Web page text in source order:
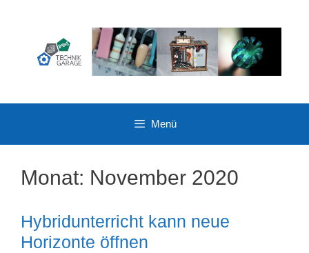
Menü
Monat: November 2020
Hybridunterricht kann neue
Horizonte öffnen